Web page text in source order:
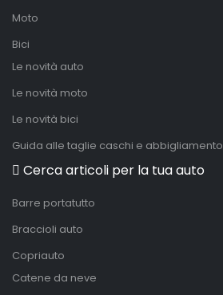
Moto
Bici
Le novità auto
Le novità moto
Le novità bici
Guida alle taglie caschi e abbigliamento
Cerca articoli per la tua auto
Barre portatutto
Braccioli auto
Copriauto
Catene da neve